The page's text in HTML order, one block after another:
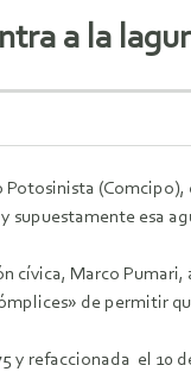
a la
supuestamente esa
cívica, Marco
de permitir
y refaccionada el 10